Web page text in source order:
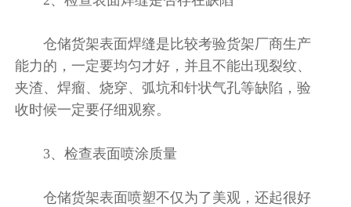
仓储货架表面焊缝是比较考验货架厂商生产
能力的，一定要均匀才好，并且不能出现裂纹、
夹渣、焊瘤、烧穿、弧坑和针状气孔等缺陷，验
收时候一定要仔细观察。
3、检查表面喷涂质量
仓储货架表面喷塑不仅为了美观，还起很好